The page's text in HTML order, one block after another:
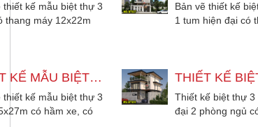
thiết kế mẫu biệt thự 3
thang máy 12x22m
Bản vẽ thiết kế
1 tum hiện đại có
THIẾT KẾ MẪU BIỆT THỰ 3 TẦNG 15X27M CÓ HẦM XE VÀ THANG MÁY
thiết kế mẫu biệt thự 3
có hầm xe, có
Thiết kế biệt thự 3
đại 2 phòng ngủ